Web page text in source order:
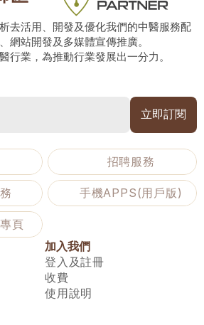
去活用、開發及優化我們的中醫服務配
網站開發及多媒體宣傳推廣。
行業，為推動行業發展出一分力。
招聘服務
手機APPS(用戶版)
頁
加入我們
登入及註冊
收費
使用說明